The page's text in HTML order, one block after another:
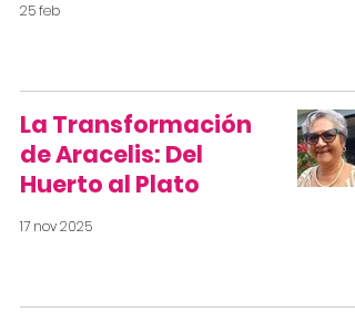
25 feb
La Transformación
de Aracelis: Del
Huerto al Plato
17 nov 2025